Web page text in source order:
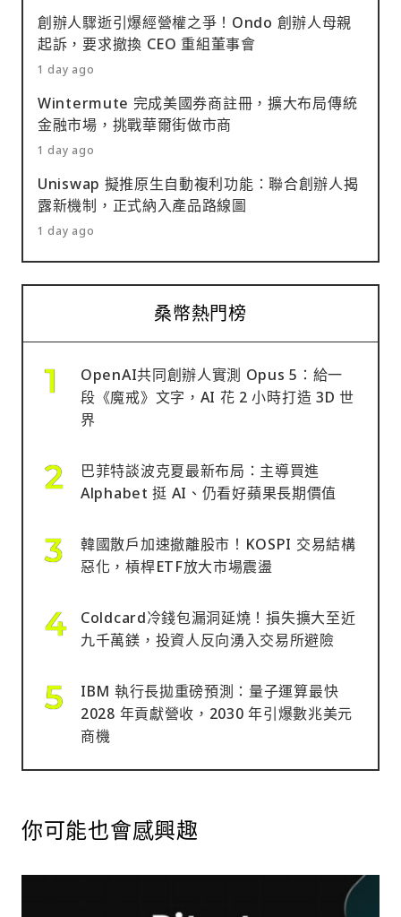
創辦人驟逝引爆經營權之爭！Ondo 創辦人母親
起訴，要求撤換 CEO 重組董事會
1 day ago
Wintermute 完成美國券商註冊，擴大布局傳統
金融市場，挑戰華爾街做市商
1 day ago
Uniswap 擬推原生自動複利功能：聯合創辦人揭
露新機制，正式納入產品路線圖
1 day ago
桑幣熱門榜
OpenAI共同創辦人實測 Opus 5：給一
段《魔戒》文字，AI 花 2 小時打造 3D 世
界
巴菲特談波克夏最新布局：主導買進
Alphabet 挺 AI、仍看好蘋果長期價值
韓國散戶加速撤離股市！KOSPI 交易結構
惡化，槓桿ETF放大市場震盪
Coldcard冷錢包漏洞延燒！損失擴大至近
九千萬鎂，投資人反向湧入交易所避險
IBM 執行長拋重磅預測：量子運算最快
2028 年貢獻營收，2030 年引爆數兆美元
商機
你可能也會感興趣